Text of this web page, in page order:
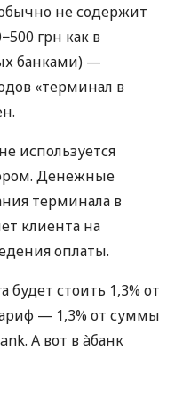
не содержит
грн как в
банками) —
«терминал в
используется
Денежные
терминала в
клиента на
оплаты.
будет стоить 1,3% от
— 1,3% от суммы
А вот в àбанк